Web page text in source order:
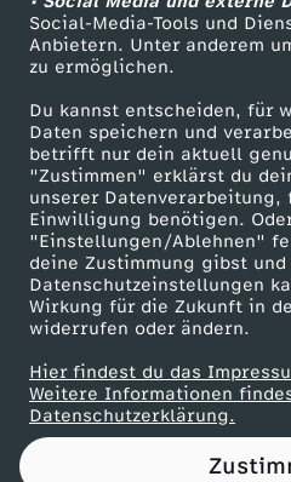
Social-Media-Tools und
Anbietern. Unter anderem
zu ermöglichen.
Du kannst entscheiden, für
Daten speichern und
betrifft nur dein aktuell
"Zustimmen" erklärst du
unserer Datenverarbeitung,
Einwilligung benötigen.
"Einstellungen/Ablehnen"
deine Zustimmung gibst
Datenschutzeinstellungen
Wirkung für die Zukunft in
widerrufen oder ändern.
Hier findest du das
Weitere Informationen
Datenschutzerklärung.
E
U
z
u
w
e
n
i
ZDF Unternehmen
Karriere
ZDF goes Schule
Werbefernsehen
Mainzelmännchen
Partner